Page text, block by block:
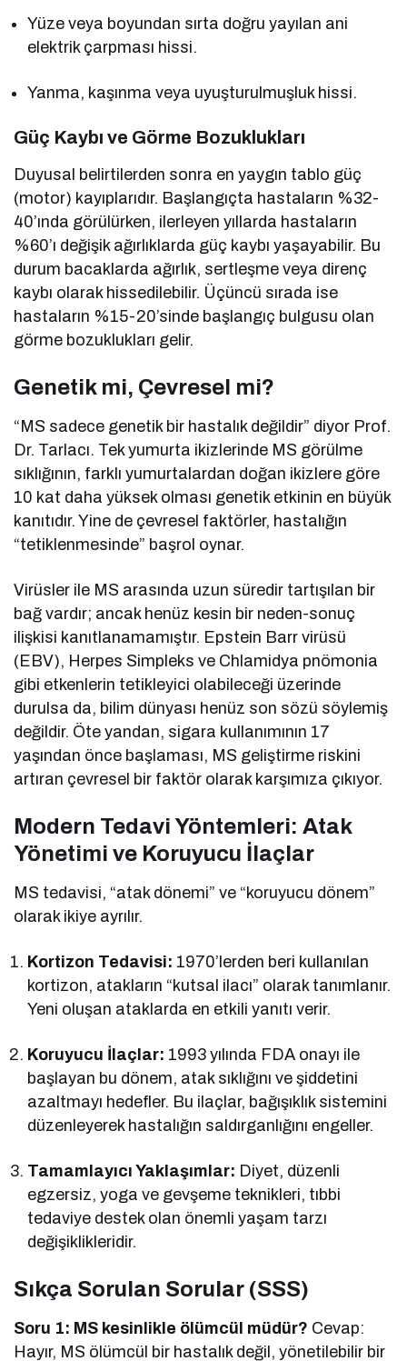
Yüze veya boyundan sırta doğru yayılan ani
elektrik çarpması hissi.
Yanma, kaşınma veya uyuşturulmuşluk hissi.
Güç Kaybı ve Görme Bozuklukları
Duyusal belirtilerden sonra en yaygın tablo güç
(motor) kayıplarıdır. Başlangıçta hastaların %32-
40’ında görülürken, ilerleyen yıllarda hastaların
%60’ı değişik ağırlıklarda güç kaybı yaşayabilir. Bu
durum bacaklarda ağırlık, sertleşme veya direnç
kaybı olarak hissedilebilir. Üçüncü sırada ise
hastaların %15-20’sinde başlangıç bulgusu olan
görme bozuklukları gelir.
Genetik mi, Çevresel mi?
“MS sadece genetik bir hastalık değildir” diyor Prof.
Dr. Tarlacı. Tek yumurta ikizlerinde MS görülme
sıklığının, farklı yumurtalardan doğan ikizlere göre
10 kat daha yüksek olması genetik etkinin en büyük
kanıtıdır. Yine de çevresel faktörler, hastalığın
“tetiklenmesinde” başrol oynar.
Virüsler ile MS arasında uzun süredir tartışılan bir
bağ vardır; ancak henüz kesin bir neden-sonuç
ilişkisi kanıtlanamamıştır. Epstein Barr virüsü
(EBV), Herpes Simpleks ve Chlamidya pnömonia
gibi etkenlerin tetikleyici olabileceği üzerinde
durulsa da, bilim dünyası henüz son sözü söylemiş
değildir. Öte yandan, sigara kullanımının 17
yaşından önce başlaması, MS geliştirme riskini
artıran çevresel bir faktör olarak karşımıza çıkıyor.
Modern Tedavi Yöntemleri: Atak
Yönetimi ve Koruyucu İlaçlar
MS tedavisi, “atak dönemi” ve “koruyucu dönem”
olarak ikiye ayrılır.
Kortizon Tedavisi: 1970’lerden beri kullanılan
kortizon, atakların “kutsal ilacı” olarak tanımlanır.
Yeni oluşan ataklarda en etkili yanıtı verir.
Koruyucu İlaçlar: 1993 yılında FDA onayı ile
başlayan bu dönem, atak sıklığını ve şiddetini
azaltmayı hedefler. Bu ilaçlar, bağışıklık sistemini
düzenleyerek hastalığın saldırganlığını engeller.
Tamamlayıcı Yaklaşımlar: Diyet, düzenli
egzersiz, yoga ve gevşeme teknikleri, tıbbi
tedaviye destek olan önemli yaşam tarzı
değişiklikleridir.
Sıkça Sorulan Sorular (SSS)
Soru 1: MS kesinlikle ölümcül müdür? Cevap:
Hayır, MS ölümcül bir hastalık değil, yönetilebilir bir